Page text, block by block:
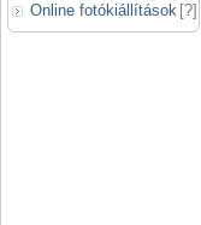
Online fotókiállítások [?]